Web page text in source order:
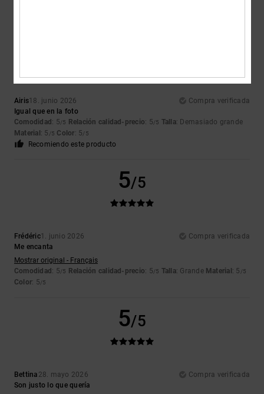
Airis18. junio 2026
Compra verificada
Igual que en la foto
Comodidad : 5/5 Relación calidad-precio: 5/5 Talla: Demasiado grande
Material : 5 /5 Color: 5/5
Recomiendo este producto
5/5
Frédéric1. junio 2026
Compra verificada
Me encanta
Mostrar original - Français
Comodidad : 5/5 Relación calidad-precio: 5/5 Talla: Grande Material : 5 /5
Color: 5/5
5/5
Bettina 28. mayo 2026
Compra verificada
Son justo lo que quería